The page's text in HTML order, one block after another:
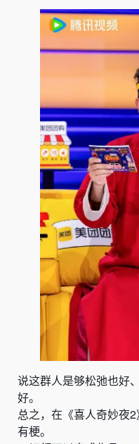
说这群人是够松弛也好
好。
总之，在《喜人奇妙夜
有梗。